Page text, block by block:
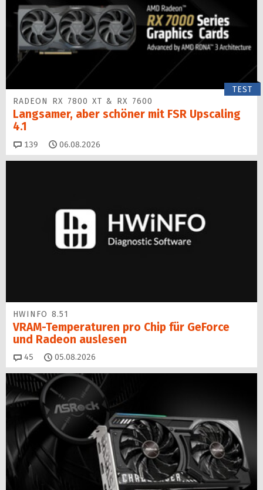
TEST
RADEON RX 7800 XT & RX 7600
Langsamer, aber schöner mit FSR Upscaling
4.1
139 Kommentare
06.08.2026
HWINFO 8.51
VRAM-Temperaturen pro Chip für GeForce
und Radeon auslesen
45 Kommentare
05.08.2026